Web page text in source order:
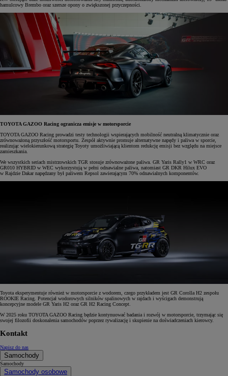
hamulcowy Brembo oraz szersze opony o zwiększonej przyczepności.
TOYOTA GAZOO Racing ogranicza emisje w motorsporcie
TOYOTA GAZOO Racing prowadzi testy technologii wspierających mobilność neutralną klimatycznie oraz
zrównoważoną przyszłość motorsportu. Zespół aktywnie promuje alternatywne napędy i paliwa w sporcie,
realizując wielokierunkową strategię Toyoty umożliwiającą klientom redukcję emisji bez względu na miejsce
zamieszkania.
We wszystkich seriach mistrzowskich TGR stosuje zrównoważone paliwa. GR Yaris Rally1 w WRC oraz
GR010 HYBRID w WEC wykorzystują w pełni odnawialne paliwa, natomiast GR DKR Hilux EVO
w Rajdzie Dakar napędzany był paliwem Repsol zawierającym 70% odnawialnych komponentów.
Toyota eksperymentuje również w motorsporcie z wodorem, czego przykładem jest GR Corolla H2 zespołu
ROOKIE Racing. Potencjał wodorowych silników spalinowych w rajdach i wyścigach demonstrują
koncepcyjne modele GR Yaris H2 oraz GR H2 Racing Concept.
W 2025 roku TOYOTA GAZOO Racing będzie kontynuować badania i rozwój w motorsporcie, trzymając się
swojej filozofii doskonalenia samochodów poprzez rywalizację i skupienie na doświadczeniach kierowcy.
Kontakt
Napisz do nas
Samochody
Samochody
Samochody osobowe